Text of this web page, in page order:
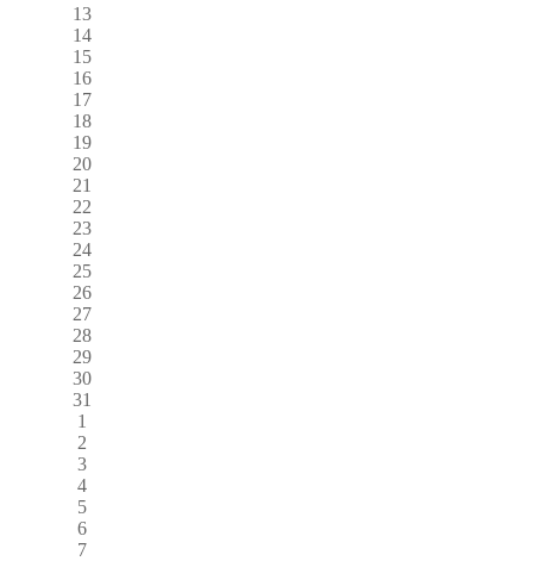
13
14
15
16
17
18
19
20
21
22
23
24
25
26
27
28
29
30
31
1
2
3
4
5
6
7